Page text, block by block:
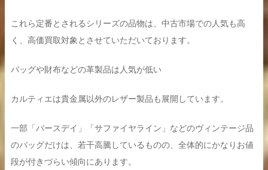
これら定番とされるシリーズの品物は、中古市場での人気も高
く、高価買取対象とさせていただいております。
バッグや財布などの革製品は人気が低い
カルティエは貴金属以外のレザー製品も展開しています。
一部「バースデイ」「サファイヤライン」などのヴィンテージ品
のバッグだけは、若干高騰しているものの、全体的にかなりお値
段が付きづらい傾向にあります。